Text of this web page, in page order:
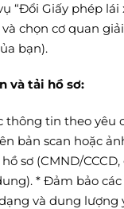
“Đổi Giấy phép lái
chọn cơ quan
bạn).
và tải hồ sơ:
thông tin theo yêu
bản scan hoặc
sơ (CMND/
* Đảm bảo
và dung lượng